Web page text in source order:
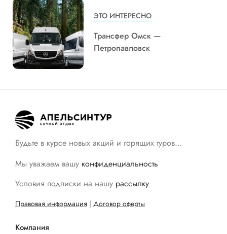
ЭТО ИНТЕРЕСНО
Трансфер Омск —
Петропавловск
Будьте в курсе новых акций и горящих туров…
Мы уважаем вашу конфиденциальность
Условия подписки на нашу рассылку
Правовая информация | Договор оферты
Компания